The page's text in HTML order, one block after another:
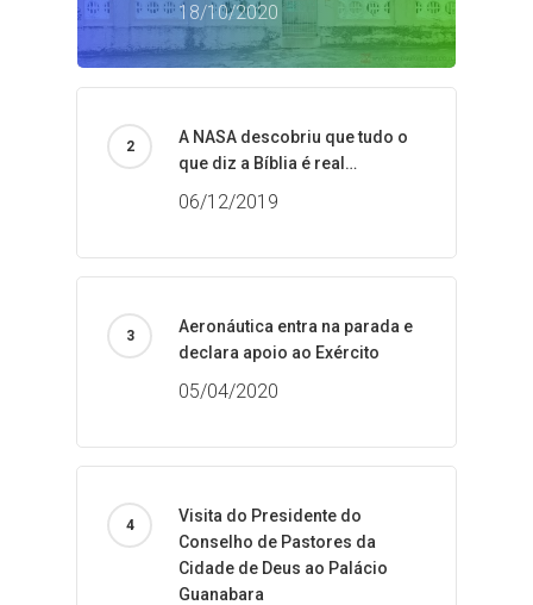
18/10/2020
A NASA descobriu que tudo o
que diz a Bíblia é real…
06/12/2019
Aeronáutica entra na parada e
declara apoio ao Exército
05/04/2020
Visita do Presidente do
Conselho de Pastores da
Cidade de Deus ao Palácio
Guanabara